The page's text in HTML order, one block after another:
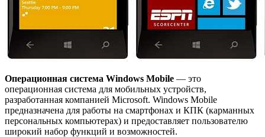
Операционная система Windows Mobile — это
операционная система для мобильных устройств,
разработанная компанией Microsoft. Windows Mobile
предназначена для работы на смартфонах и КПК (карманных
персональных компьютерах) и предоставляет пользователю
широкий набор функций и возможностей.